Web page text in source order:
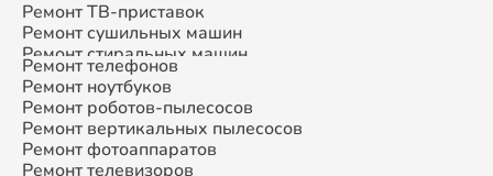
Ремонт ТВ-приставок
Ремонт сушильных машин
Ремонт стиральных машин
Ремонт микроволновых печей
Ремонт смарт-часов
Ремонт атс
Ремонт сплит-систем
Ремонт телефонов
Ремонт ноутбуков
Ремонт роботов-пылесосов
Ремонт вертикальных пылесосов
Ремонт фотоаппаратов
Ремонт телевизоров